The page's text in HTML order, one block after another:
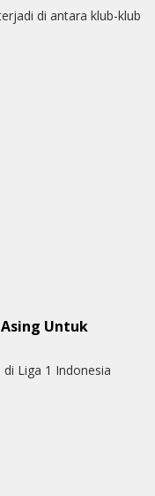
di antara klub-klub
Untuk
Liga 1 Indonesia